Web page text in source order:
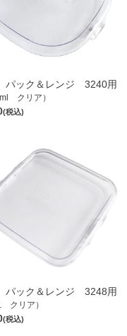
ック＆レンジ 3240用
クリア）
(税込)
ック＆レンジ 3248用
クリア）
(税込)